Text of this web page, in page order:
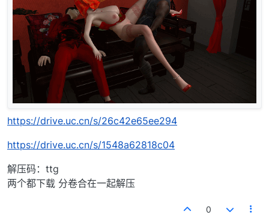
https://drive.uc.cn/s/26c42e65ee294
https://drive.uc.cn/s/1548a62818c04
解压码：ttg
两个都下载 分卷合在一起解压
0